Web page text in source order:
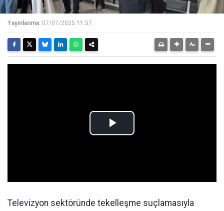
Yayınlanma: 07/07/2025 11:57
Televizyon sektöründe tekelleşme suçlamasıyla